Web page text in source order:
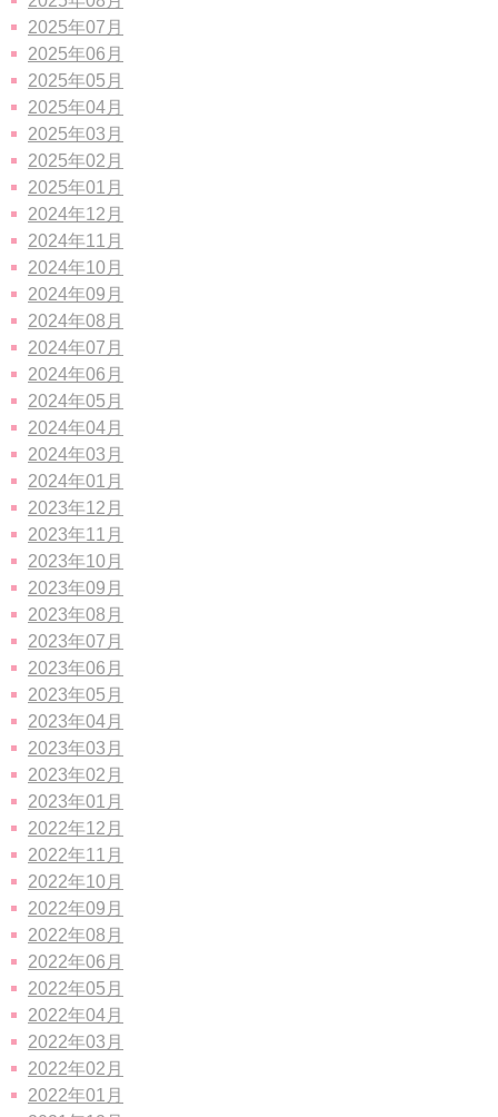
2025年07月
2025年06月
2025年05月
2025年04月
2025年03月
2025年02月
2025年01月
2024年12月
2024年11月
2024年10月
2024年09月
2024年08月
2024年07月
2024年06月
2024年05月
2024年04月
2024年03月
2024年01月
2023年12月
2023年11月
2023年10月
2023年09月
2023年08月
2023年07月
2023年06月
2023年05月
2023年04月
2023年03月
2023年02月
2023年01月
2022年12月
2022年11月
2022年10月
2022年09月
2022年08月
2022年06月
2022年05月
2022年04月
2022年03月
2022年02月
2022年01月